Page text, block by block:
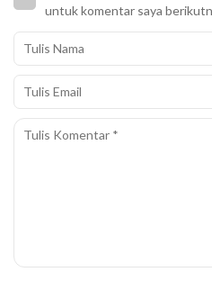
untuk komentar saya